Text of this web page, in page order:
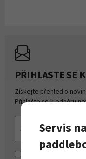
PŘIHLASTE SE
Získejte přehled o
Přihlašte se k odběru
Souhlasím se
Servis